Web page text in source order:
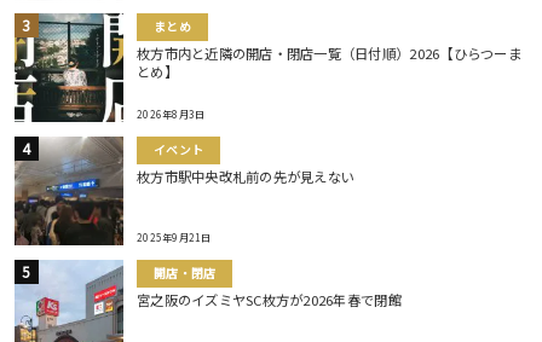
まとめ
枚方市内と近隣の開店・閉店一覧（日付順）2026【ひらつーま
とめ】
2026年8月3日
イベント
枚方市駅中央改札前の先が見えない
2025年9月21日
開店・閉店
宮之阪のイズミヤSC枚方が2026年春で閉館